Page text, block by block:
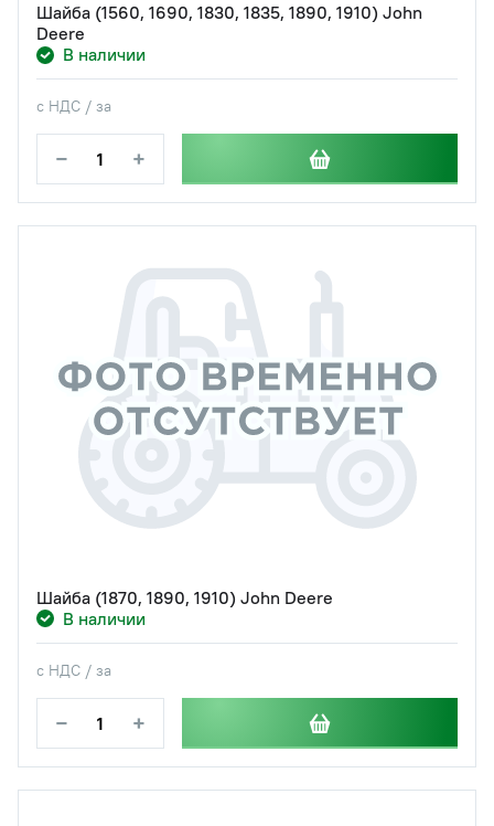
Шайба (1560, 1690, 1830, 1835, 1890, 1910) John
Deere
В наличии
с НДС / за
− +
Шайба (1870, 1890, 1910) John Deere
В наличии
с НДС / за
− +